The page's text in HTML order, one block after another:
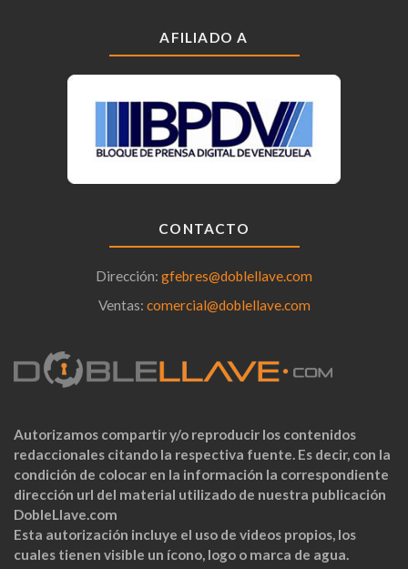
AFILIADO A
CONTACTO
Dirección: gfebres@doblellave.com
Ventas: comercial@doblellave.com
Autorizamos compartir y/o reproducir los contenidos
redaccionales citando la respectiva fuente. Es decir, con la
condición de colocar en la información la correspondiente
dirección url del material utilizado de nuestra publicación
DobleLlave.com
Esta autorización incluye el uso de videos propios, los
cuales tienen visible un ícono, logo o marca de agua.